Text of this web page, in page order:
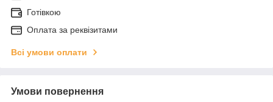
Готівкою
Оплата за реквізитами
Всі умови оплати
Умови повернення